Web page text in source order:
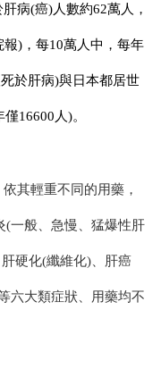
病(癌)人數約62萬人，
)，每10萬人中，每年
於肝病)與日本都居世
16600人)。
其輕重不同的用藥，
(一般、急慢、猛爆性肝
硬化(纖維化)、肝癌
六大類症狀、用藥均不